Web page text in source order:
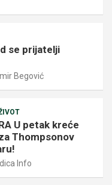
se prijatelji
Begović
U petak kreće
Thompsonov
Info